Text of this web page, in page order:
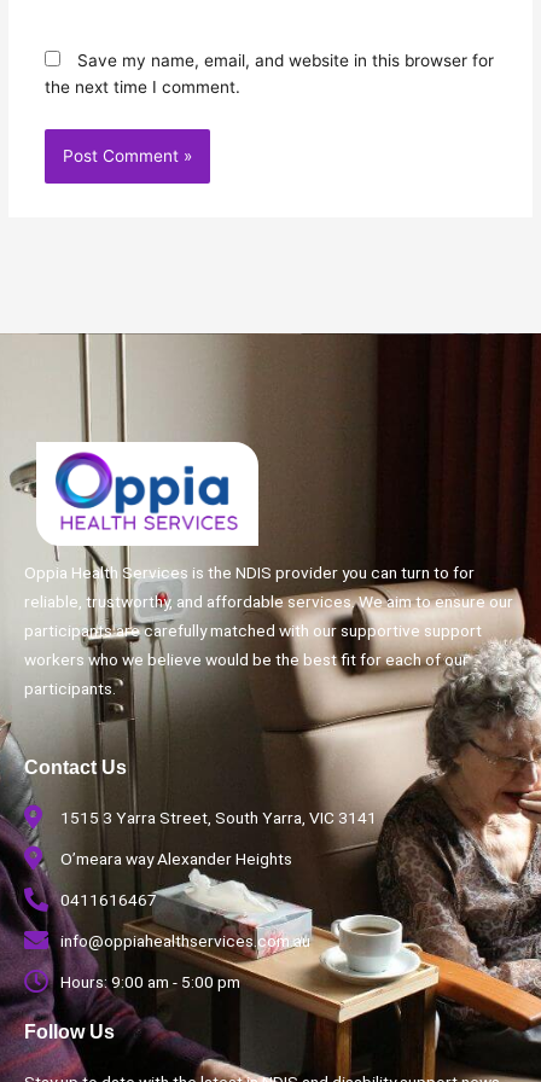
Save my name, email, and website in this browser for
the next time I comment.
Oppia Health Services is the NDIS provider you can turn to for
reliable, trustworthy, and affordable services. We aim to ensure our
participants are carefully matched with our supportive support
workers who we believe would be the best fit for each of our
participants.
Contact Us
1515 3 Yarra Street, South Yarra, VIC 3141
O’meara way Alexander Heights
0411616467
info@oppiahealthservices.com.au
Hours: 9:00 am - 5:00 pm
Follow Us